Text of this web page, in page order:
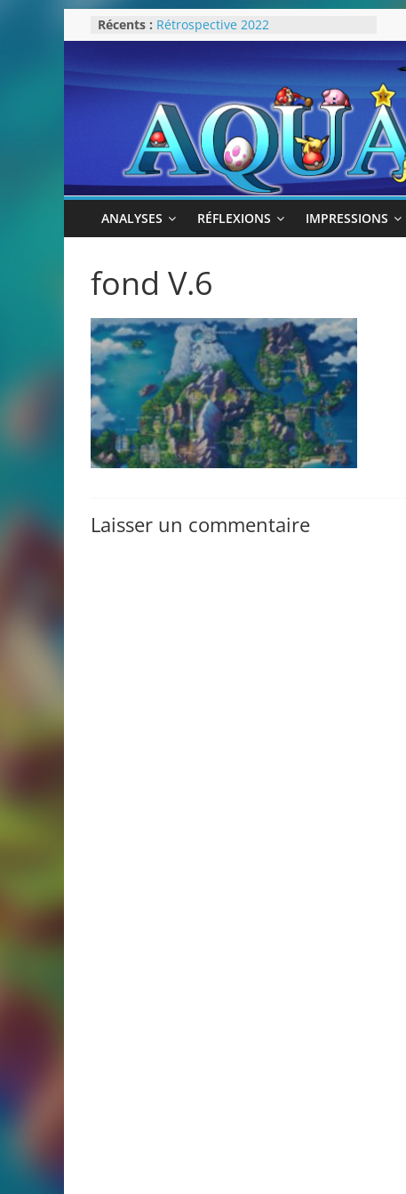
Passer
au
Récents : Rétrospective 2022
« Splatoon 3 est-il nécessaire ? »
Potter »
Pokémon Écarlate : ceci est une
révolution (ou pas) !
Attentes 2023
ANALYSES RÉFLEXIONS IMPRESSIONS
fond V.6
Laisser un commentaire